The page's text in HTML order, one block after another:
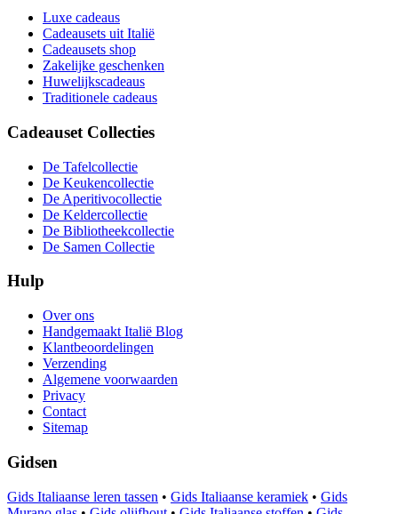
Luxe cadeaus
Cadeausets uit Italië
Cadeausets shop
Zakelijke geschenken
Huwelijkscadeaus
Traditionele cadeaus
Cadeauset Collecties
De Tafelcollectie
De Keukencollectie
De Aperitivocollectie
De Keldercollectie
De Bibliotheekcollectie
De Samen Collectie
Hulp
Over ons
Handgemaakt Italië Blog
Klantbeoordelingen
Verzending
Algemene voorwaarden
Privacy
Contact
Sitemap
Gidsen
Gids Italiaanse leren tassen • Gids Italiaanse keramiek • Gids